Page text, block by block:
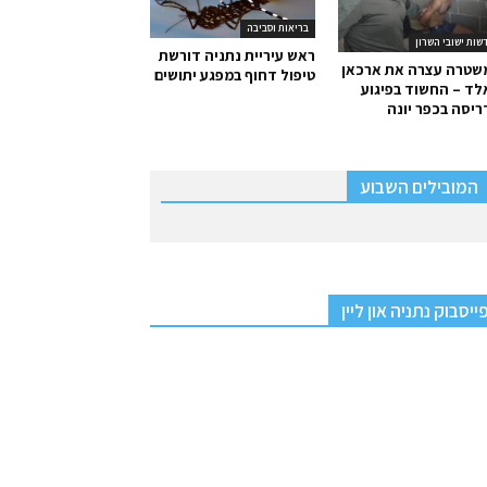
בריאות וסביבה
ראש עיריית נתניה דורשת
טיפול דחוף במפגע יתושים
ישובי השרון
עצרה את ארכאן
– החשוד בפיגוע
בכפר יונה
המובילים השבוע
פייסבוק נתניה און ליין